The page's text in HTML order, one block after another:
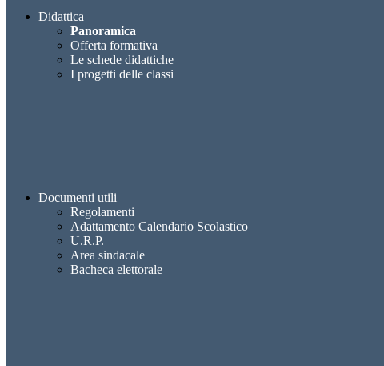
Didattica
Panoramica
Offerta formativa
Le schede didattiche
I progetti delle classi
Documenti utili
Regolamenti
Adattamento Calendario Scolastico
U.R.P.
Area sindacale
Bacheca elettorale